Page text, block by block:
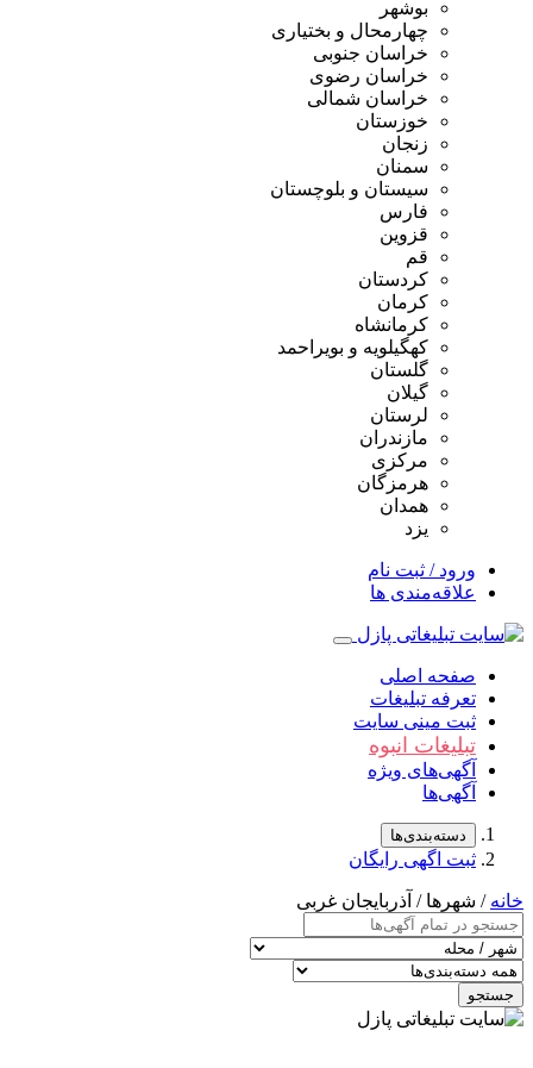
بوشهر
چهارمحال و بختیاری
خراسان جنوبی
خراسان رضوی
خراسان شمالی
خوزستان
زنجان
سمنان
سیستان و بلوچستان
فارس
قزوین
قم
کردستان
کرمان
کرمانشاه
کهگیلویه و بویراحمد
گلستان
گیلان
لرستان
مازندران
مرکزی
هرمزگان
همدان
یزد
ورود / ثبت نام
علاقه‌مندی ها
صفحه اصلی
تعرفه تبلیغات
ثبت مینی سایت
تبلیغات انبوه
آگهی‌های ویژه
آگهی‌ها
دسته‌بندی‌ها
ثبت اگهی رایگان
خانه / شهرها / آذربایجان غربی
جستجو